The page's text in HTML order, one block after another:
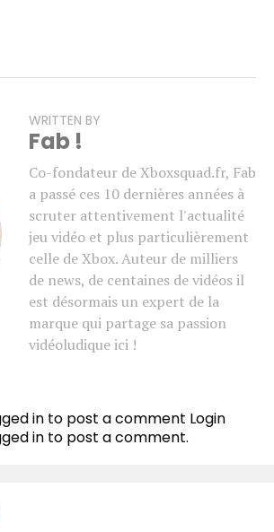
WRITTEN BY
Fab !
Co-fondateur de Xboxsquad.fr, Fab
a passé ces 10 dernières années à
scruter attentivement l'actualité
jeu vidéo et plus particulièrement
celle de Xbox. Auteur de milliers
de news, de centaines de vidéos il
est désormais un expert de la
marque qui partage sa passion
vidéoludique ici !
in to post a comment Login
in to post a comment.